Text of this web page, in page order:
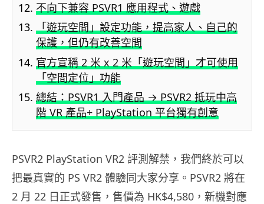
不向下兼容 PSVR1 應用程式、遊戲
「遊玩空間」設定功能，提高家人、自己的
保護，但仍有改善空間
官方宣稱 2 米 x 2 米「遊玩空間」才可使用
「空間定位」功能
總結：PSVR1 入門產品 → PSVR2 抵玩中高
階 VR 產品+ PlayStation 平台獨有創意
PSVR2 PlayStation VR2 評測解禁，我們終於可以
把最真實的 PS VR2 體驗同大家分享。PSVR2 將在
2 月 22 日正式發售，售價為 HK$4,580，新機對應